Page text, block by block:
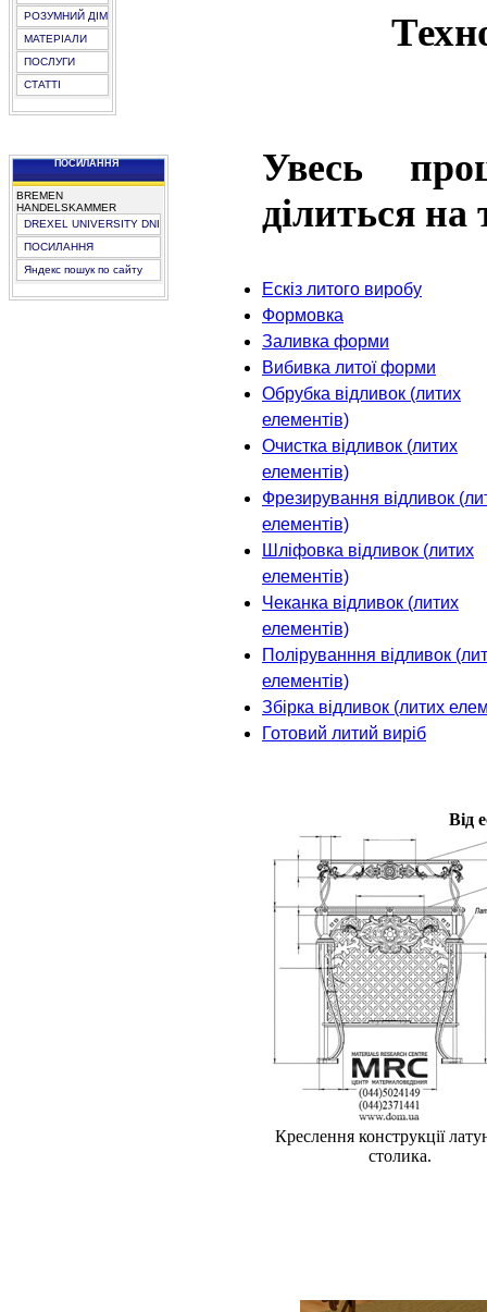
РОЗУМНИЙ ДІМ
МАТЕРІАЛИ
ПОСЛУГИ
СТАТТІ
ПОСИЛАННЯ
BREMEN
HANDELSKAMMER
DREXEL UNIVERSITY DNI
ПОСИЛАННЯ
Яндекс пошук по сайту
Увесь
ділиться на
Ескіз литого виробу
Формовка
Заливка форми
Вибивка литої форми
Обрубка відливок (литих
елементів)
Очистка відливок (литих
елементів)
Фрезирування відливок
елементів)
Шліфовка відливок (литих
елементів)
Чеканка відливок (литих
елементів)
Поліруванння відливок
елементів)
Збірка відливок (литих
Готовий литий виріб
Від
Креслення конструкції
столика.